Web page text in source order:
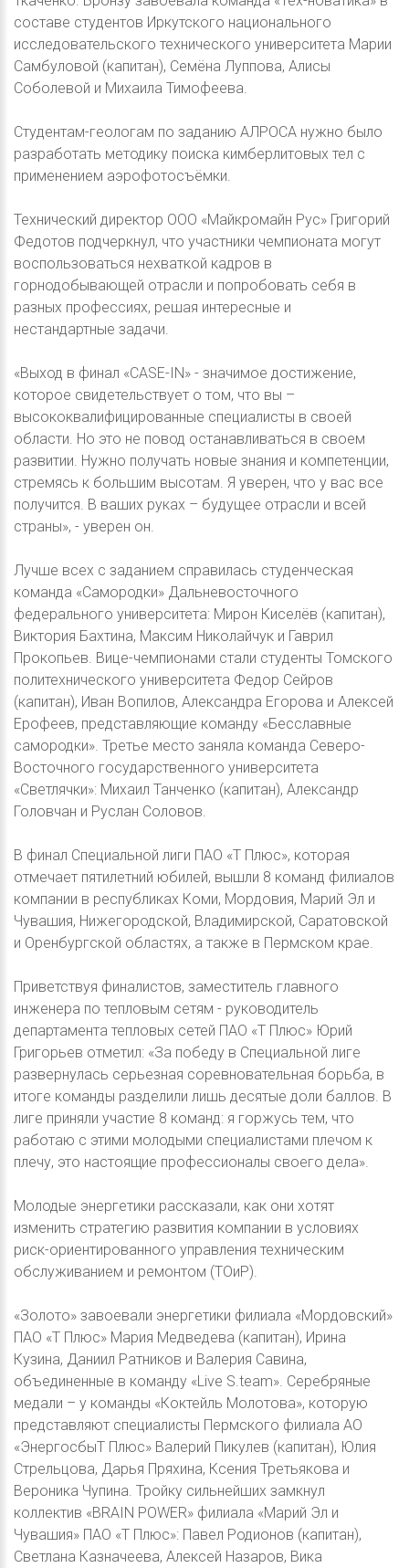
составе студентов Иркутского национального
исследовательского технического университета Марии
Самбуловой (капитан), Семёна Луппова, Алисы
Соболевой и Михаила Тимофеева.
Студентам-геологам по заданию АЛРОСА нужно было
разработать методику поиска кимберлитовых тел с
применением аэрофотосъёмки.
Технический директор ООО «Майкромайн Рус» Григорий
Федотов подчеркнул, что участники чемпионата могут
воспользоваться нехваткой кадров в
горнодобывающей отрасли и попробовать себя в
разных профессиях, решая интересные и
нестандартные задачи.
«Выход в финал «CASE-IN» - значимое достижение,
которое свидетельствует о том, что вы –
высококвалифицированные специалисты в своей
области. Но это не повод останавливаться в своем
развитии. Нужно получать новые знания и компетенции,
стремясь к большим высотам. Я уверен, что у вас все
получится. В ваших руках – будущее отрасли и всей
страны», - уверен он.
Лучше всех с заданием справилась студенческая
команда «Самородки» Дальневосточного
федерального университета: Мирон Киселёв (капитан),
Виктория Бахтина, Максим Николайчук и Гаврил
Прокопьев. Вице-чемпионами стали студенты Томского
политехнического университета Федор Сейров
(капитан), Иван Вопилов, Александра Егорова и Алексей
Ерофеев, представляющие команду «Бесславные
самородки». Третье место заняла команда Северо-
Восточного государственного университета
«Светлячки»: Михаил Танченко (капитан), Александр
Головчан и Руслан Соловов.
В финал Специальной лиги ПАО «Т Плюс», которая
отмечает пятилетний юбилей, вышли 8 команд филиалов
компании в республиках Коми, Мордовия, Марий Эл и
Чувашия, Нижегородской, Владимирской, Саратовской
и Оренбургской областях, а также в Пермском крае.
Приветствуя финалистов, заместитель главного
инженера по тепловым сетям - руководитель
департамента тепловых сетей ПАО «Т Плюс» Юрий
Григорьев отметил: «За победу в Специальной лиге
развернулась серьезная соревновательная борьба, в
итоге команды разделили лишь десятые доли баллов. В
лиге приняли участие 8 команд: я горжусь тем, что
работаю с этими молодыми специалистами плечом к
плечу, это настоящие профессионалы своего дела».
Молодые энергетики рассказали, как они хотят
изменить стратегию развития компании в условиях
риск-ориентированного управления техническим
обслуживанием и ремонтом (ТОиР).
«Золото» завоевали энергетики филиала «Мордовский»
ПАО «Т Плюс» Мария Медведева (капитан), Ирина
Кузина, Даниил Ратников и Валерия Савина,
объединенные в команду «Live S.team». Серебряные
медали – у команды «Коктейль Молотова», которую
представляют специалисты Пермского филиала АО
«ЭнергосбыТ Плюс» Валерий Пикулев (капитан), Юлия
Стрельцова, Дарья Пряхина, Ксения Третьякова и
Вероника Чупина. Тройку сильнейших замкнул
коллектив «BRAIN POWER» филиала «Марий Эл и
Чувашия» ПАО «Т Плюс»: Павел Родионов (капитан),
Светлана Казначеева, Алексей Назаров, Вика